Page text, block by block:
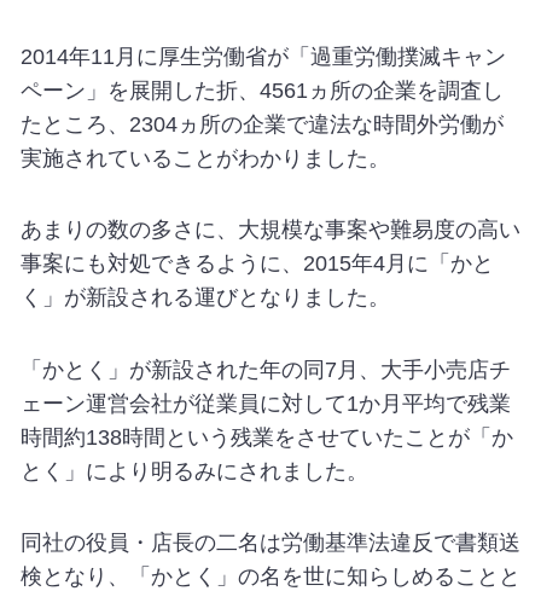
2014年11月に厚生労働省が「過重労働撲滅キャン
ペーン」を展開した折、4561ヵ所の企業を調査し
たところ、2304ヵ所の企業で違法な時間外労働が
実施されていることがわかりました。
あまりの数の多さに、大規模な事案や難易度の高い
事案にも対処できるように、2015年4月に「かと
く」が新設される運びとなりました。
「かとく」が新設された年の同7月、大手小売店チ
ェーン運営会社が従業員に対して1か月平均で残業
時間約138時間という残業をさせていたことが「か
とく」により明るみにされました。
同社の役員・店長の二名は労働基準法違反で書類送
検となり、「かとく」の名を世に知らしめることと